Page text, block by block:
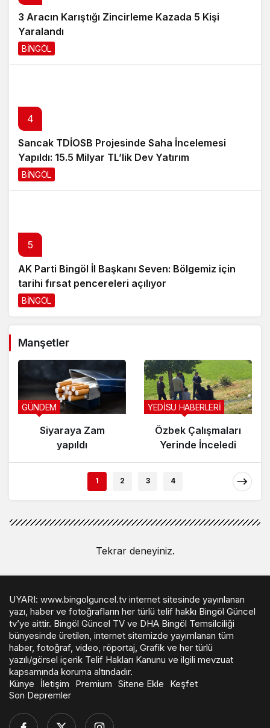
3 Aracın Karıştığı Zincirleme Kazada 5 Kişi
Yaralandı
BİNGÖL
4
Sancak TDİOSB Projesinde Saha İncelemesi
Yapıldı: 15.5 Milyar TL’lik Dev Yatırım
BİNGÖL
5
AK Parti Bingöl İl Başkanı Seven: Bölgemiz için
tarihi fırsat pencereleri açılıyor
BİNGÖL
Manşetler
GÜNDEM
Siyaraya Zam
yapıldı
YEDİSU HABERLERİ
Özbek Çalışmaları
Yerinde İnceledi
1 2 3 4
Tekrar deneyiniz.
UYARI: www.bingolguncel.tv internet sitesinde yayınlanan
yazı, haber ve fotoğrafların her türlü telif hakkı Bingöl Güncel
tv’ye aittir. Bingöl Güncel TV ve DHA Bingöl Temsilciliği
bünyesinde üretilen, internet sitemizde yayımlanan tüm
haber, fotoğraf, video, röportaj, Grafik ve her türlü
yazılı/görsel içerik Telif Hakları Kanunu ve ilgili mevzuat
kapsamında koruma altındadır.
Künye
İletişim Premium Sitene Ekle
Keşfet
Son Depremler